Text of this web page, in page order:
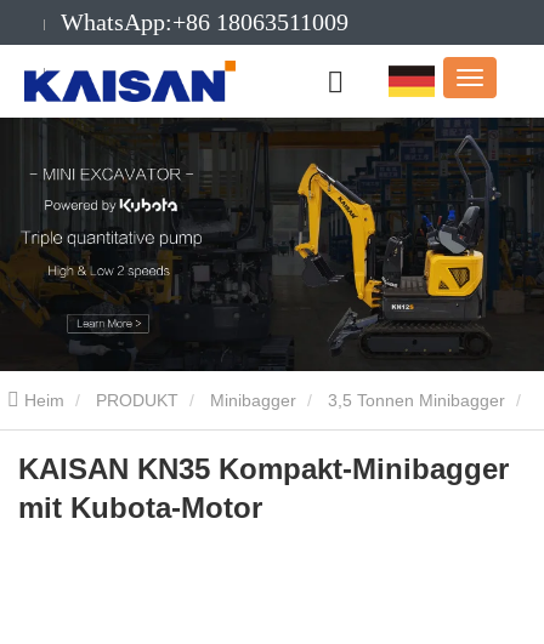
WhatsApp:+86 18063511009
Email:info@kaisanmachinery.com
Heim PRODUKT Minibagger 3,5 Tonnen Minibagger
KAISAN KN35 Kompakt-Minibagger mit Kubota-Motor
KAISAN KN35 Kompakt-Minibagger
mit Kubota-Motor